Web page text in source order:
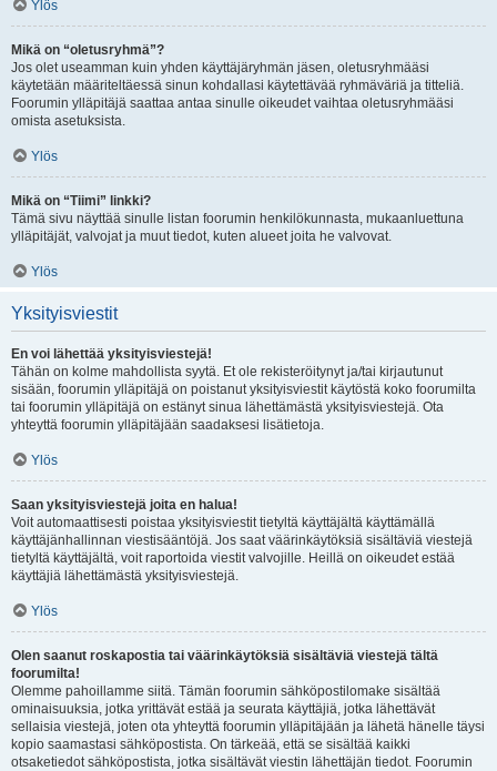
Ylös
Mikä on “oletusryhmä”?
Jos olet useamman kuin yhden käyttäjäryhmän jäsen, oletusryhmääsi
käytetään määriteltäessä sinun kohdallasi käytettävää ryhmäväriä ja titteliä.
Foorumin ylläpitäjä saattaa antaa sinulle oikeudet vaihtaa oletusryhmääsi
omista asetuksista.
Ylös
Mikä on “Tiimi” linkki?
Tämä sivu näyttää sinulle listan foorumin henkilökunnasta, mukaanluettuna
ylläpitäjät, valvojat ja muut tiedot, kuten alueet joita he valvovat.
Ylös
Yksityisviestit
En voi lähettää yksityisviestejä!
Tähän on kolme mahdollista syytä. Et ole rekisteröitynyt ja/tai kirjautunut
sisään, foorumin ylläpitäjä on poistanut yksityisviestit käytöstä koko foorumilta
tai foorumin ylläpitäjä on estänyt sinua lähettämästä yksityisviestejä. Ota
yhteyttä foorumin ylläpitäjään saadaksesi lisätietoja.
Ylös
Saan yksityisviestejä joita en halua!
Voit automaattisesti poistaa yksityisviestit tietyltä käyttäjältä käyttämällä
käyttäjänhallinnan viestisääntöjä. Jos saat väärinkäytöksiä sisältäviä viestejä
tietyltä käyttäjältä, voit raportoida viestit valvojille. Heillä on oikeudet estää
käyttäjiä lähettämästä yksityisviestejä.
Ylös
Olen saanut roskapostia tai väärinkäytöksiä sisältäviä viestejä tältä
foorumilta!
Olemme pahoillamme siitä. Tämän foorumin sähköpostilomake sisältää
ominaisuuksia, jotka yrittävät estää ja seurata käyttäjiä, jotka lähettävät
sellaisia viestejä, joten ota yhteyttä foorumin ylläpitäjään ja lähetä hänelle täysi
kopio saamastasi sähköpostista. On tärkeää, että se sisältää kaikki
otsaketiedot sähköpostista, jotka sisältävät viestin lähettäjän tiedot. Foorumin